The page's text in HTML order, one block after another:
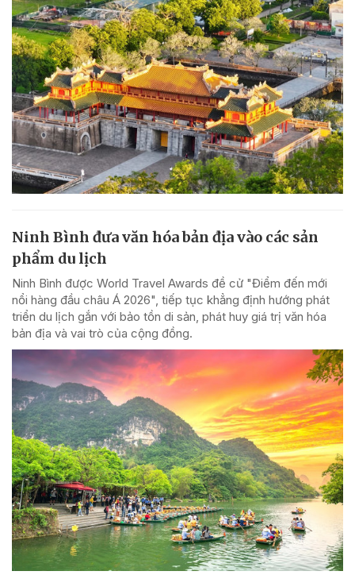
Ninh Bình đưa văn hóa bản địa vào các sản
phẩm du lịch
Ninh Bình được World Travel Awards đề cử "Điểm đến mới
nổi hàng đầu châu Á 2026", tiếp tục khẳng định hướng phát
triển du lịch gắn với bảo tồn di sản, phát huy giá trị văn hóa
bản địa và vai trò của cộng đồng.